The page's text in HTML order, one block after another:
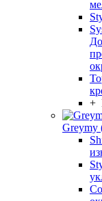
+
Greymy